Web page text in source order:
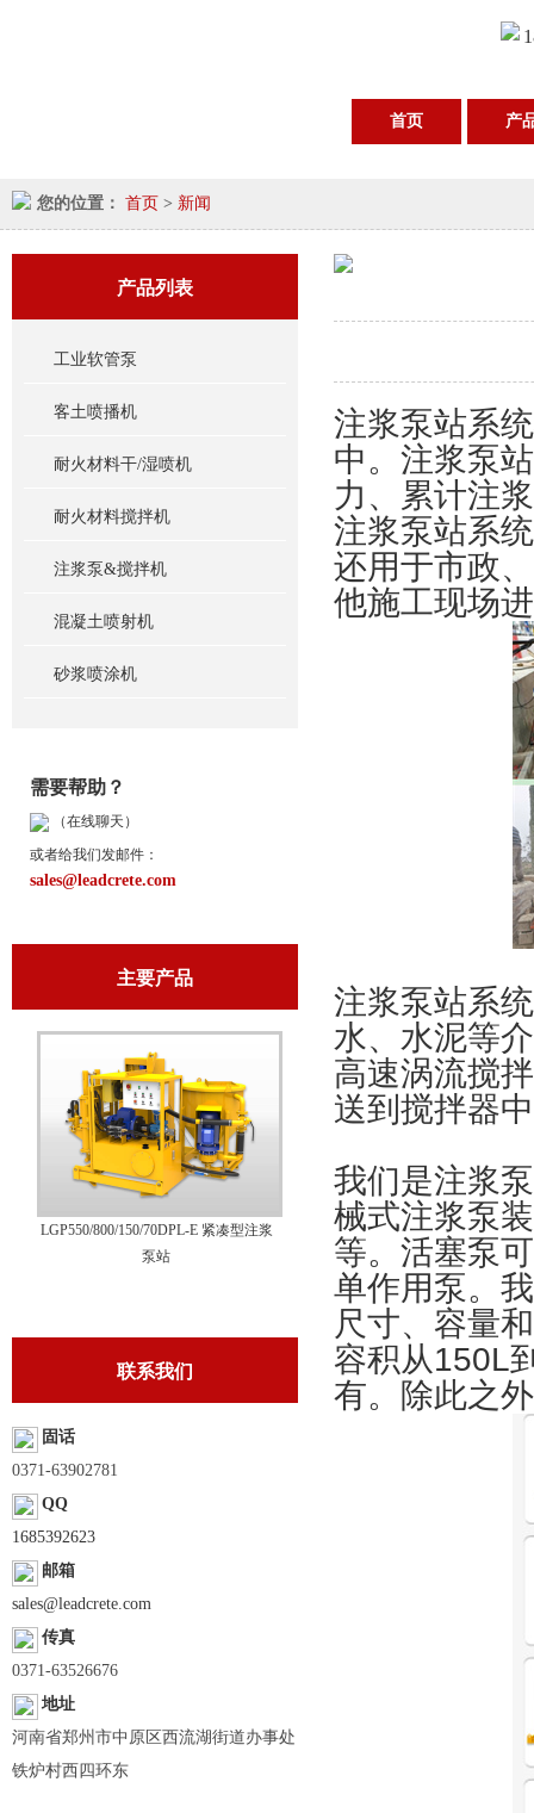
首页 产
您的位置： 首页 > 新闻
产品列表
工业软管泵
客土喷播机
耐火材料干/湿喷机
耐火材料搅拌机
注浆泵&搅拌机
混凝土喷射机
砂浆喷涂机
需要帮助？
（在线聊天）
或者给我们发邮件：
sales@leadcrete.com
主要产品
LGP550/800/150/70DPL-E 紧凑型注浆
泵站
联系我们
固话
0371-63902781
QQ
1685392623
邮箱
sales@leadcrete.com
传真
0371-63526676
地址
河南省郑州市中原区西流湖街道办事处
铁炉村西四环东
注浆泵站系
中。注浆泵
力、累计注
注浆泵站系
还用于市政
他施工现场
注浆泵站系
水、水泥等
高速涡流搅
送到搅拌器
我们是注浆
械式注浆泵
等。活塞泵
单作用泵。
尺寸、容量
容积从150L
有。除此之